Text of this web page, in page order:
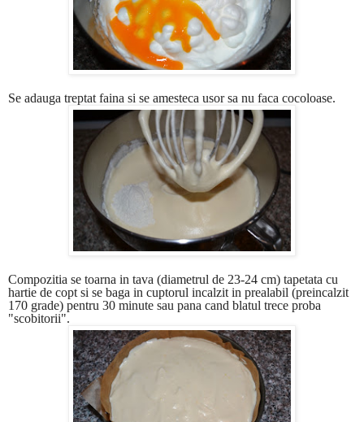
Se adauga treptat faina si se amesteca usor sa nu faca cocoloase.
Compozitia se toarna in tava (diametrul de 23-24 cm) tapetata cu
hartie de copt si se baga in cuptorul incalzit in prealabil (preincalzit
170 grade) pentru 30 minute sau pana cand blatul trece proba
"scobitorii".